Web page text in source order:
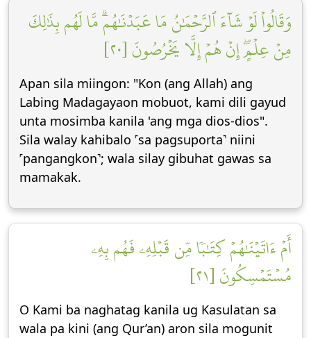
وَقَالُواْ لَوۡ شَآءَ ٱلرَّحۡمَٰنُ مَا عَبَدۡنَٰهُمۗ مَّا لَهُم بِذَٰلِكَ
مِنۡ عِلۡمٍۖ إِنۡ هُمۡ إِلَّا يَخۡرُصُونَ [٢٠]
Apan sila miingon: "Kon (ang Allah) ang
Labing Madagayaon mobuot, kami dili gayud
unta mosimba kanila 'ang mga dios-dios".
Sila walay kahibalo ˹sa pagsuporta˺ niini
˹pangangkon˺; wala silay gibuhat gawas sa
mamakak.
أَمۡ ءَاتَيۡنَٰهُمۡ كِتَٰبٗا مِّن قَبۡلِهِۦ فَهُم بِهِۦ
مُسۡتَمۡسِكُونَ [٢١]
O Kami ba naghatag kanila ug Kasulatan sa
wala pa kini (ang Qur’an) aron sila mogunit